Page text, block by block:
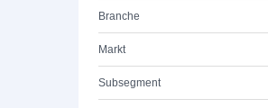
Branche
Markt
Subsegment